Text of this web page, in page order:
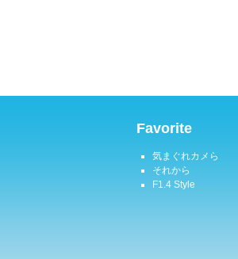
Favorite
気まぐれカメら
それから
F1.4 Style